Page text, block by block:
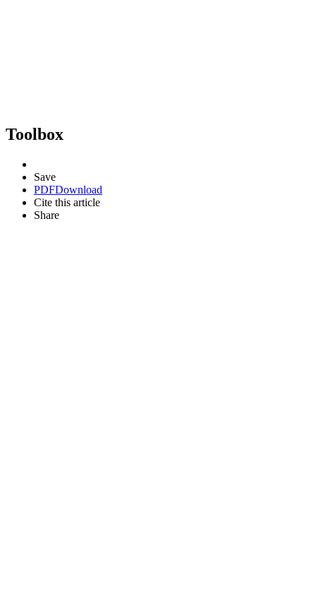
Toolbox
Save
PDFDownload
Cite this article
Share